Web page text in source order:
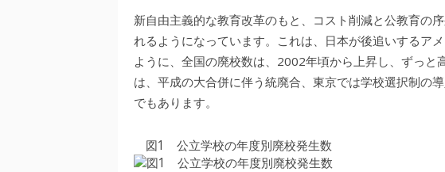
新自由主義的な教育改革のもと、コスト削減と公教育の
れるようになっています。これは、日本が後追いするア
ように、全国の廃校数は、2002年頃から上昇し、ずっと
は、平成の大合併に伴う統廃合、東京では学校選択制の
でもあります。
図1 公立学校の年度別廃校発生数